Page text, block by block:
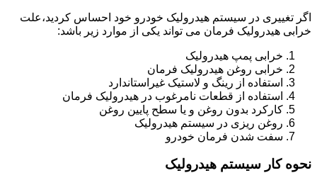
اگر تغییری در سیستم هیدرولیک خودرو خود احساس کردید،علت
خرابی هیدرولیک فرمان می تواند یکی از موارد زیر باشد:
خرابی پمپ هیدرولیک
خرابی روغن هیدرولیک فرمان
استفاده از رینگ و لاستیک غیراستاندارد
استفاده از قطعات نامرغوب در هیدرولیک فرمان
کارکرد بدون روغن و یا سطح پایین روغن
روغن ریزی در سیستم هیدرولیک
سفت شدن فرمان خودرو
نحوه کار سیستم هیدرولیک